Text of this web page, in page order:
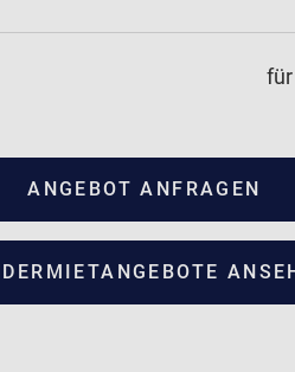
ANGEBOT ANFRAGEN